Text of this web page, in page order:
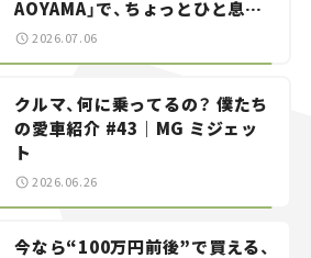
AOYAMA」で、ちょっとひと息。
——連載｜CCGとクルマでどうす
る？＜第13回＞
2026.07.06
クルマ、何に乗ってるの？ 僕たち
の愛車紹介 #43｜MG ミジェッ
ト
2026.06.26
今なら“100万円前後”で買える、